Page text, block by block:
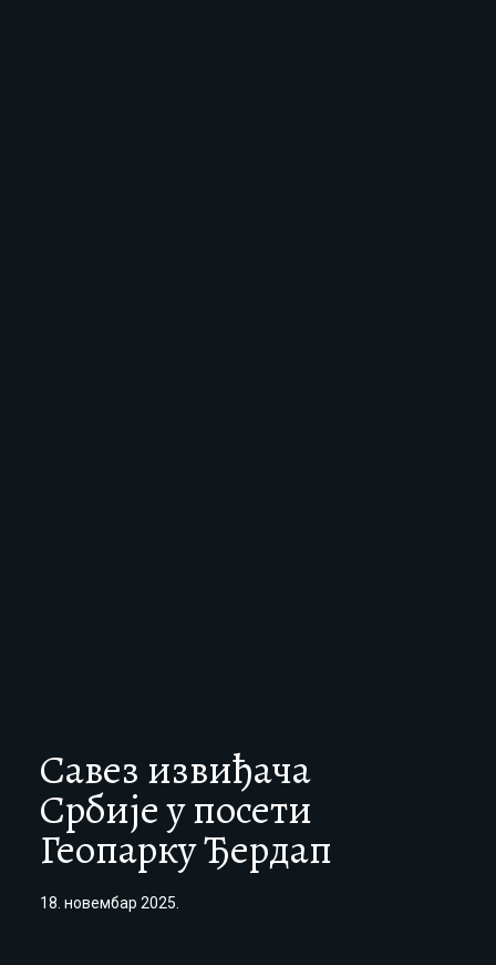
Савез извиђача
Србије у посети
Геопарку Ђердап
18. новембар 2025.